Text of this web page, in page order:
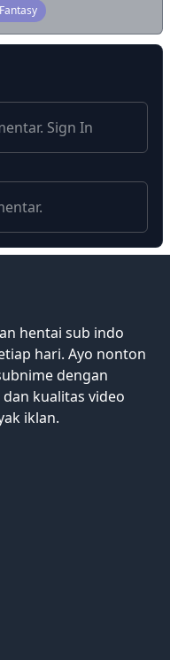
Sign In
hentai sub indo
hari. Ayo nonton
dengan
kualitas video
iklan.